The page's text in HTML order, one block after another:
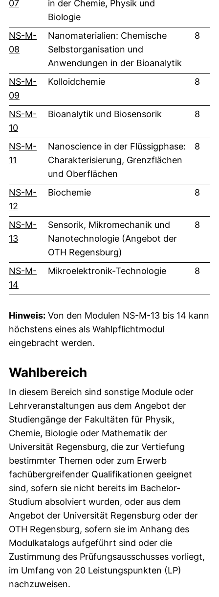
07(externer Link, öffnet neues Fenster)
in der Chemie, Physik und
Biologie
NS-M-
08 (externer Link, öffnet neues Fenster)
Nanomaterialien: Chemische
Selbstorganisation und
Anwendungen in der Bioanalytik
8
NS-M-
09
Kolloidchemie 8
NS-M-
10(externer Link, öffnet neues Fenster)
Bioanalytik und Biosensorik 8
NS-M-
11 (externer Link, öffnet neues Fenster)
Nanoscience in der Flüssigphase:
Charakterisierung, Grenzflächen
und Oberflächen
8
NS-M-
12
Biochemie 8
NS-M-
13(externer Link, öffnet neues Fenster)
Sensorik, Mikromechanik und
Nanotechnologie (Angebot der
OTH Regensburg)
8
NS-M-
14
Mikroelektronik-Technologie 8
Hinweis: Von den Modulen NS-M-13 bis 14 kann
höchstens eines als Wahlpflichtmodul
eingebracht werden.
Wahlbereich
In diesem Bereich sind sonstige Module oder
Lehrveranstaltungen aus dem Angebot der
Studiengänge der Fakultäten für Physik,
Chemie, Biologie oder Mathematik der
Universität Regensburg, die zur Vertiefung
bestimmter Themen oder zum Erwerb
fachübergreifender Qualifikationen geeignet
sind, sofern sie nicht bereits im Bachelor-
Studium absolviert wurden, oder aus dem
Angebot der Universität Regensburg oder der
OTH Regensburg, sofern sie im Anhang des
Modulkatalogs aufgeführt sind oder die
Zustimmung des Prüfungsausschusses vorliegt,
im Umfang von 20 Leistungspunkten (LP)
nachzuweisen.